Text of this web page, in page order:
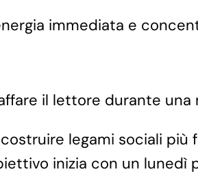
immediata e
il lettore durante
legami sociali
inizia con un lunedì